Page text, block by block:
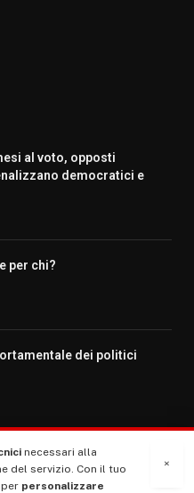
al voto, opposti
democratici e
per chi?
dei politici
×
necessari alla
del servizio. Con il tuo
personalizzare